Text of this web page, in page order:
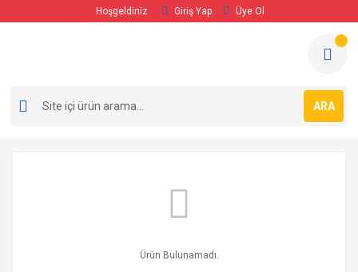
Hoşgeldiniz Giriş Yap Üye Ol
ARA
Ürün Bulunamadı.